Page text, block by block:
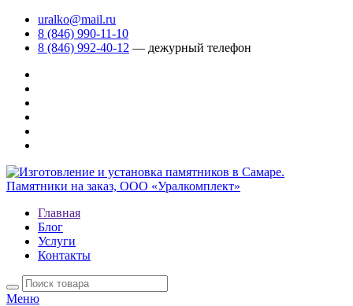
uralko@mail.ru
8 (846) 990-11-10
8 (846) 992-40-12 — дежурный телефон
Главная
Блог
Услуги
Контакты
Меню